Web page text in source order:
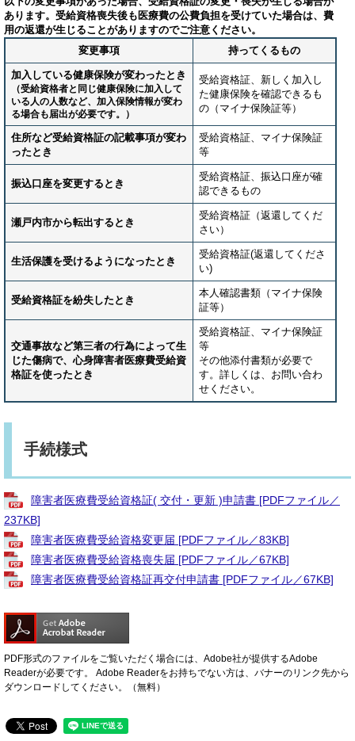
あります。受給資格喪失後も医療費の公費負担を受けていた場合は、費
用の返還が生じることがありますのでご注意ください。
変更事項
持ってくるもの
加入している健康保険が変わったとき
（受給資格者と同じ健康保険に加入して
いる人の人数など、加入保険情報が変わ
る場合も届出が必要です。）
受給資格証、新しく加入し
た健康保険を確認できるも
の（マイナ保険証等）
住所など受給資格証の記載事項が変わ
ったとき
受給資格証、マイナ保険証
等
振込口座を変更するとき
受給資格証、振込口座が確
認できるもの
瀬戸内市から転出するとき
受給資格証（返還してくだ
さい）
生活保護を受けるようになったとき
受給資格証(返還してくださ
い)
受給資格証を紛失したとき
本人確認書類（マイナ保険
証等）
交通事故など第三者の行為によって生
じた傷病で、心身障害者医療費受給資
格証を使ったとき
受給資格証、マイナ保険証
等
その他添付書類が必要で
す。詳しくは、お問い合わ
せください。
手続様式
障害者医療費受給資格証( 交付・更新 )申請書 [PDFファイル／
237KB]
障害者医療費受給資格変更届 [PDFファイル／83KB]
障害者医療費受給資格喪失届 [PDFファイル／67KB]
障害者医療費受給資格証再交付申請書 [PDFファイル／67KB]
PDF形式のファイルをご覧いただく場合には、Adobe社が提供するAdobe
Readerが必要です。
Adobe Readerをお持ちでない方は、バナーのリンク先から
ダウンロードしてください。（無料）